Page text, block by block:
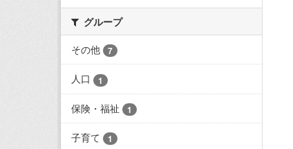
グループ
その他
7
人口 1
保険・福祉 1
子育て 1